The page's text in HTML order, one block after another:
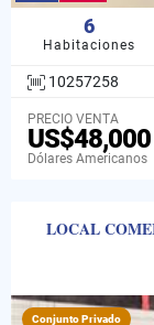
6
Habitaciones
10257258
PRECIO VENTA
US$48,000
Dólares Americanos
LOCAL
Conjunto Privado